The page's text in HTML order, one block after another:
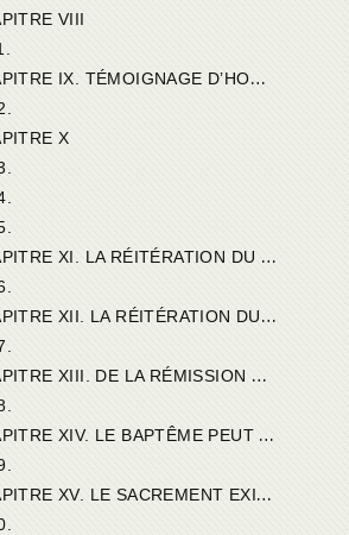
VIII
IX. TÉMOIGNAGE D’HONORATUS.
X
LA RÉITÉRATION DU BAPTÊME CHEZ LES HÉRÉTIQUES ET CHEZ LES CATHOLIQUES.
LA RÉITÉRATION DU BAPTÊME ÉTAIT CHOSE NOUVELLE DANS L’ÉGLISE.
DE LA RÉMISSION DES PÉCHÉS DANS LE BAPTÊME DES HÉRÉTIQUES.
LE BAPTÊME PEUT EXISTER AVEC UNE FOI FAUSSE ET INCOMPLÈTE.
XV. LE SACREMENT EXISTE DÈS QU’IL Y A INTÉGRITÉ DANS LA FORME.